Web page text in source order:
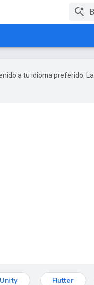
a tu idioma preferido.
Unity Flutter